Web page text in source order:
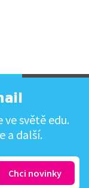
ve světě edu.
a další.